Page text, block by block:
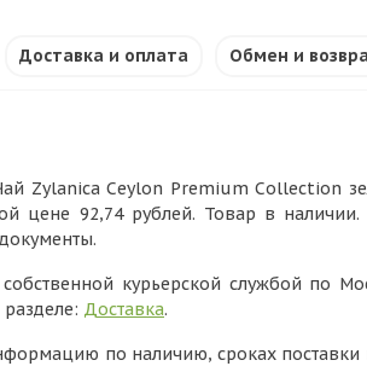
Доставка и оплата Обмен и
Zylanica Ceylon Premium Collection
цене 92,74 рублей. Товар в
собственной курьерской службой по
Доставка.
по наличию, сроках поставки